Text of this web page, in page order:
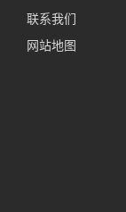
联系我们
网站地图